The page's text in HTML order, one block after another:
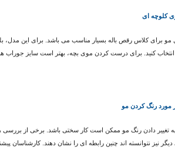
کلوچه ای
انتخاب کنید. برای درست کردن موی بچه، بهتر است سایز جوراب
مورد رنگ کردن مو
تغییر دادن رنگ مو ممکن است کار سختی باشد. برخی از
دیگر نیز نتوانسته اند چنین رابطه ای را نشان دهند.